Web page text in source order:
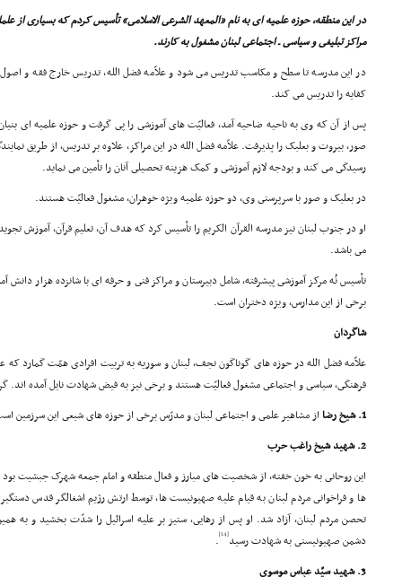
در این منطقه، حوزه علمیه اى به نام «المعهد الشرعى الاسلامى» تأسیس کردم که بسیارى از
مراکز تبلیغى و سیاسى ـ اجتماعى لبنان مشغول به کارند.
در این مدرسه تا سطح و مکاسب تدریس مى شود و علاّمه فضل الله، تدریس خارج فقه و
کفایه را تدریس مى کند.
پس از آن که وى به ناحیه ضاحیه آمد، فعالیّت هاى آموزشى را پى گرفت و حوزه علمیه اى
صور، بیروت و بعلبک را پذیرفت. علاّمه فضل الله در این مراکز، علاوه بر تدریس، از طریق
رسیدگى مى کند و بودجه لازم آموزشى و کمک هزینه تحصیلى آنان را تأمین مى نماید.
در بعلبک و صور با سرپرستى وى، دو حوزه علمیه ویژه خوهران، مشغول فعالیّت هستند.
او در جنوب لبنان نیز مدرسه القرآن الکریم را تأسیس کرد که هدف آن، تعلیم قرآن، آموزش
مى باشد.
تأسیس نُه مرکز آموزشى پیشرفته، شامل دبیرستان و مراکز فنى و حرفه اى با شانزده هزار
برخى از این مدارس، ویژه دختران است.
شاگردان
علاّمه فضل الله در حوزه هاى گوناگون نجف، لبنان و سوریه به تربیت افرادى همّت گمارد
فرهنگى، سیاسى و اجتماعى مشغول فعالیّت هستند و برخى نیز به فیض شهادت نایل آمده اند.
1. شیخ رضا
از مشاهیر علمى و اجتماعى لبنان و مدرّس برخى از حوزه هاى شیعى این سرزمین
2. شهید شیخ راغب حرب
این روحانى به خون خفته، از شخصیت هاى مبارز و فعال منطقه و امام جمعه شهرک جبشیت
ها و فراخوانى مردم لبنان به قیام علیه صهیونیست ها، توسط ارتش رژیم اشغالگر قدس
دشمن صهیونیستى به شهادت رسید[14]
.
3. شهید سیّد عباس موسوى